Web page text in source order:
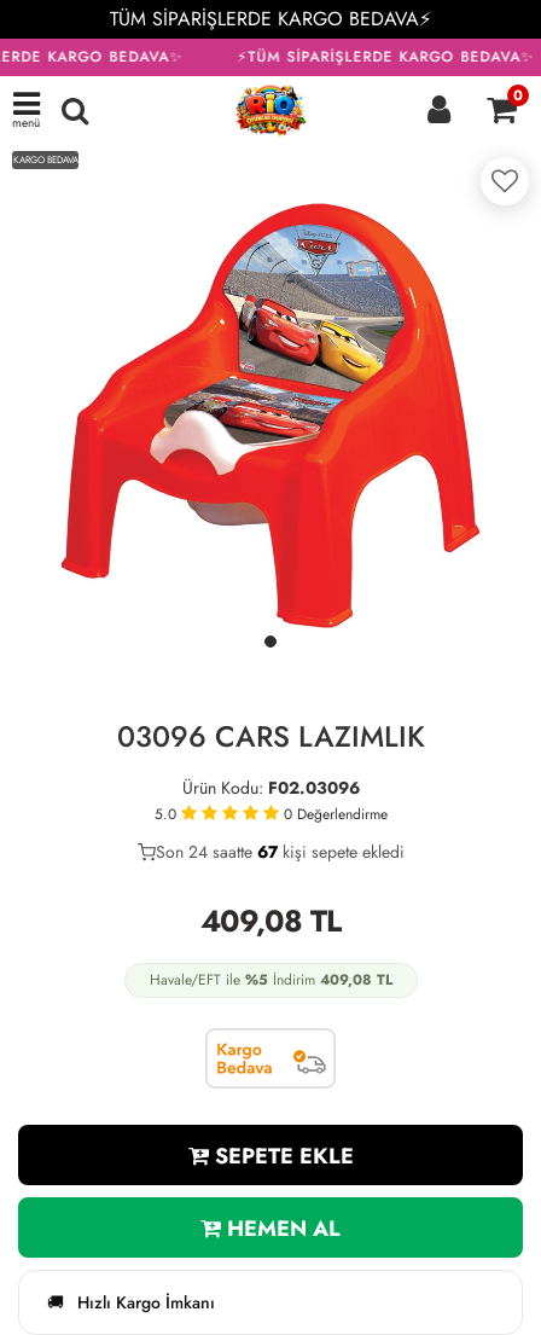
TÜM SİPARİŞLERDE KARGO BEDAVA⚡
KARGO BEDAVA✨ ⚡TÜM SİPARİŞLERDE KARGO BEDAVA✨
menü
0
KARGO BEDAVA
03096 CARS LAZIMLIK
Ürün Kodu: F02.03096
5.0 0 Değerlendirme
37
Son 24 saatte 67kişi sepete ekledi
16
409,08TL
Havale/EFT ile %5İndirim 409,08 TL
SEPETE EKLE
HEMEN AL
🚚 Hızlı Kargo İmkanı